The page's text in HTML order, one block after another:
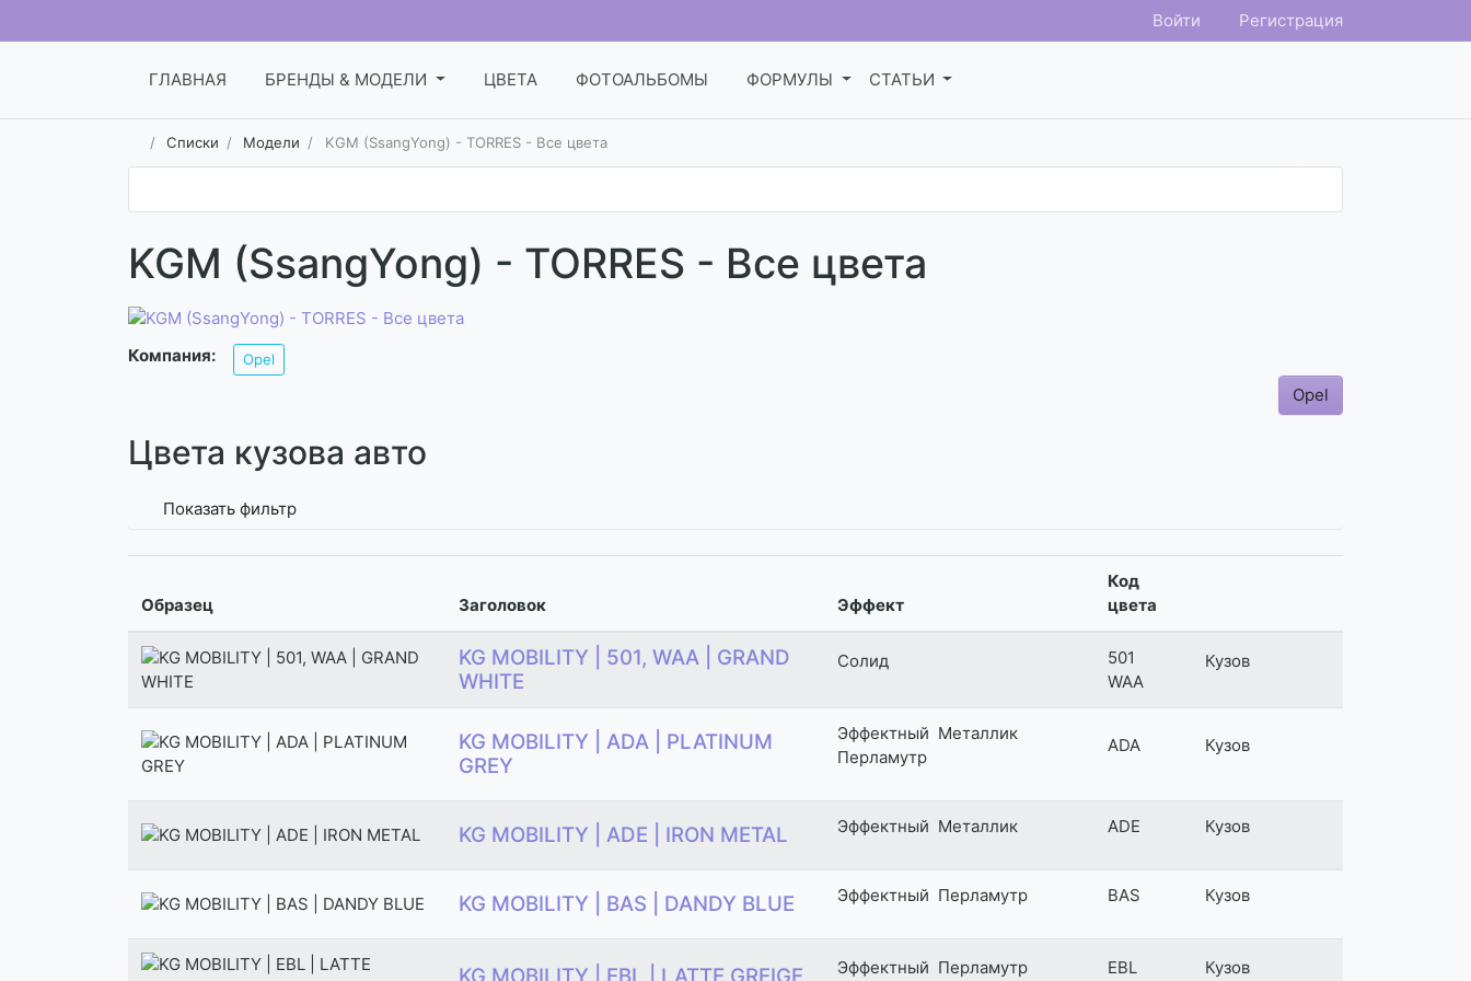
Войти Регистрация
ГЛАВНАЯ БРЕНДЫ & МОДЕЛИ ЦВЕТА ФОТОАЛЬБОМЫ ФОРМУЛЫ СТАТЬИ
Списки Модели KGM (SsangYong) - TORRES - Все цвета
KGM (SsangYong) - TORRES - Все цвета
Компания: Opel
Opel
Цвета кузова авто
Показать фильтр
Образец Заголовок Эффект
Код
цвета
KG MOBILITY | 501, WAA | GRAND
WHITE
Солид
501
WAA
Кузов
KG MOBILITY | ADA | PLATINUM
GREY
Эффектный Металлик
Перламутр
ADA Кузов
KG MOBILITY | ADE | IRON METAL Эффектный Металлик ADE Кузов
KG MOBILITY | BAS | DANDY BLUE Эффектный Перламутр BAS Кузов
Эффектный Перламутр EBL Кузов